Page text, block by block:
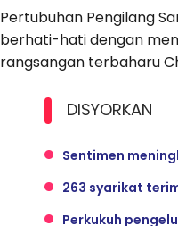
Pertubuhan Pengilang
berhati-hati dengan
rangsangan terbaharu
DISYORKAN
Sentimen
263 syarikat
Perkukuh